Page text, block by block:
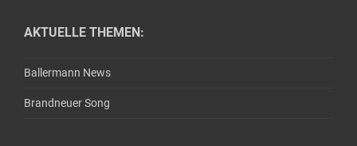
AKTUELLE THEMEN:
Ballermann News
Brandneuer Song